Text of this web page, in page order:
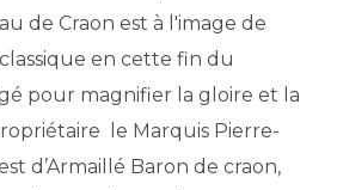
de Craon est à l'image de
en cette fin du
pour magnifier la gloire et la
le Marquis Pierre-
d’Armaillé Baron de craon,